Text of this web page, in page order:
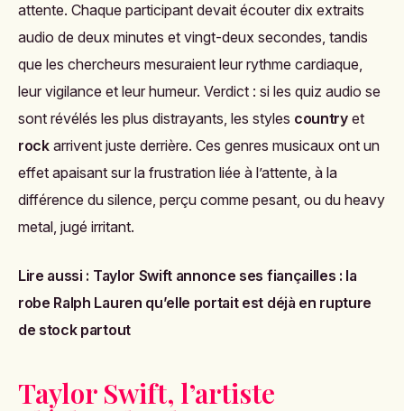
attente. Chaque participant devait écouter dix extraits
audio de deux minutes et vingt-deux secondes, tandis
que les chercheurs mesuraient leur rythme cardiaque,
leur vigilance et leur humeur. Verdict : si les quiz audio se
sont révélés les plus distrayants, les styles countryet
rockarrivent juste derrière. Ces genres musicaux ont un
effet apaisant sur la frustration liée à l’attente, à la
différence du silence, perçu comme pesant, ou du heavy
metal, jugé irritant.
Lire aussi : Taylor Swift annonce ses fiançailles : la
robe Ralph Lauren qu’elle portait est déjà en rupture
de stock partout
Taylor Swift, l’artiste